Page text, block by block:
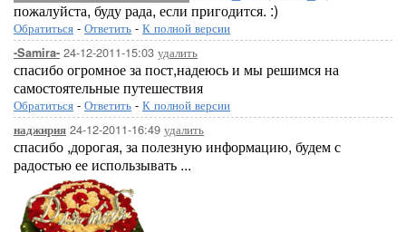
пожалуйста, буду рада, если пригодится. :)
Обратиться - Ответить - К полной версии
-Samira- 24-12-2011-15:03 удалить
спасибо огромное за пост,надеюсь и мы решимся на
самостоятельные путешествия
Обратиться - Ответить - К полной версии
наджирия 24-12-2011-16:49 удалить
спасибо ,дорогая, за полезную информацию, будем с
радостью ее использывать ...